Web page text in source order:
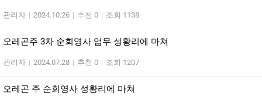
관리자 | 2024.10.26 | 추천 0 | 조회 1138
오레곤주 3차 순회영사 업무 성황리에 마쳐
관리자 | 2024.07.28 | 추천 0 | 조회 1207
오레곤 주 순회영사 성황리에 마쳐